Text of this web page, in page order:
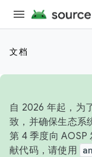
文档
自 2026 年起，为
致，并确保生态系
第 4 季度向 AOSP
献代码，请使用